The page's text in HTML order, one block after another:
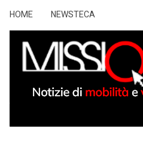
HOME NEWSTECA